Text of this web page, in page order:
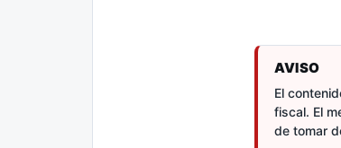
AVISO
El
fiscal. El
de tomar